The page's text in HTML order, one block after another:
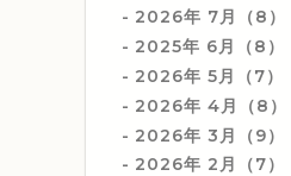
2026年 7月（8）
2025年 6月（8）
2026年 5月（7）
2026年 4月（8）
2026年 3月（9）
2026年 2月（7）